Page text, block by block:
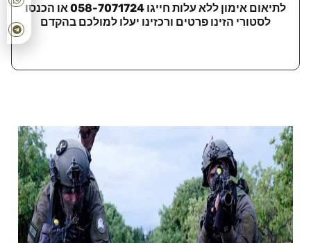
לתיאום אימון ללא עלות חייגו 058-7071724 או הכנסו
לסטורי הזינו פרטים ורכזינו יעלו למולכם בהקדם